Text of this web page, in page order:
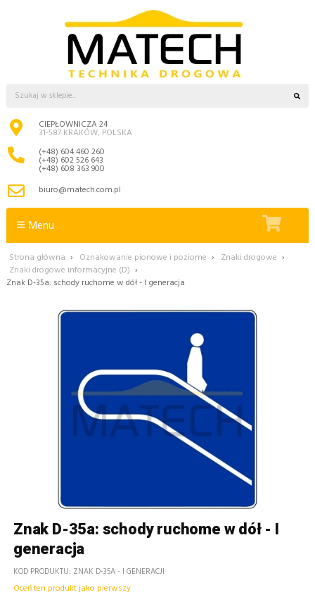
CIEPŁOWNICZA 24
31-587 KRAKÓW, POLSKA
(+48) 604 460 260
(+48) 602 526 643
(+48) 608 363 900
biuro@matech.com.pl
Menu
Strona główna › Oznakowanie pionowe i poziome › Znaki drogowe ›
Znaki drogowe informacyjne (D) ›
Znak D-35a: schody ruchome w dół - I generacja
Znak D-35a: schody ruchome w dół - I
generacja
KOD PRODUKTU ZNAK D-35A - I GENERACJI
Oceń ten produkt jako pierwszy